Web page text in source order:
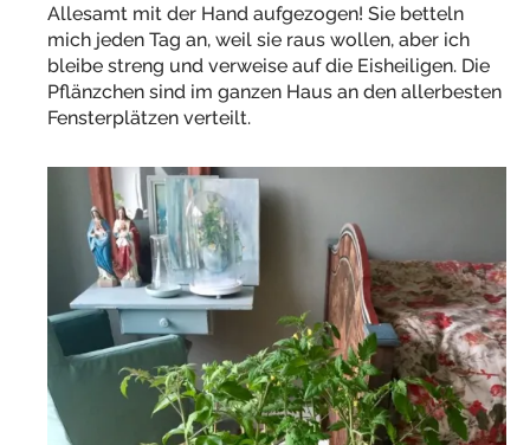
Allesamt mit der Hand aufgezogen! Sie betteln
mich jeden Tag an, weil sie raus wollen, aber ich
bleibe streng und verweise auf die Eisheiligen. Die
Pflänzchen sind im ganzen Haus an den allerbesten
Fensterplätzen verteilt.